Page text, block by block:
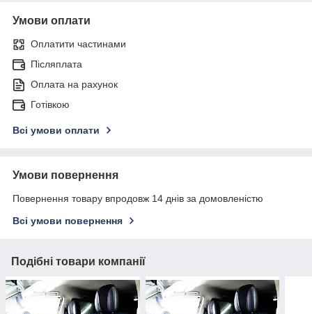
Умови оплати
Оплатити частинами
Післяплата
Оплата на рахунок
Готівкою
Всі умови оплати
Умови повернення
Повернення товару впродовж 14 днів за домовленістю
Всі умови повернення
Подібні товари компанії